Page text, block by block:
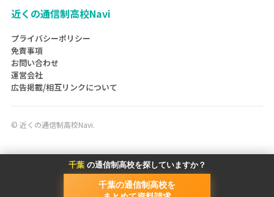
近くの通信制高校Navi
プライバシーポリシー
免責事項
お問い合わせ
運営会社
広告掲載/相互リンクについて
© 近くの通信制高校Navi.
千葉の通信制高校を探していますか？
千葉の通信制高校を